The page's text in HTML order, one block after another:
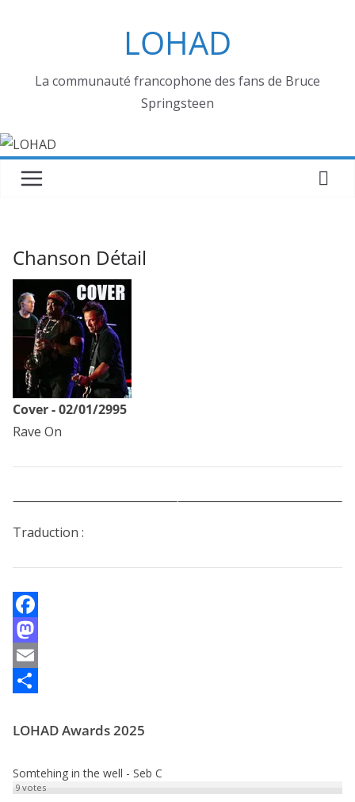
LOHAD
La communauté francophone des fans de Bruce
Springsteen
Chanson Détail
Cover - 02/01/2995
Rave On
Traduction :
F
a
c
b
o
M
a
t
d
E
a
l
a
t
LOHAD Awards 2025
Somtehing in the well - Seb C
9votes